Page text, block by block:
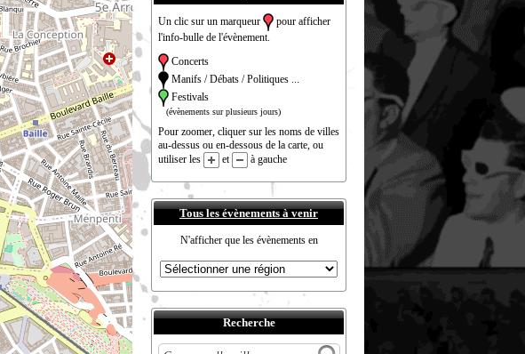
Un clic sur un marqueur
pour afficher
l'info-bulle de l'évènement.
Concerts
Manifs / Débats / Politiques ...
Festivals
(évènements sur plusieurs jours)
Pour zoomer, cliquer sur les noms de villes
au-dessus ou en-dessous de la carte, ou
utiliser les
et à gauche
Tous les évènements à venir
N'afficher que les évènements en
Recherche